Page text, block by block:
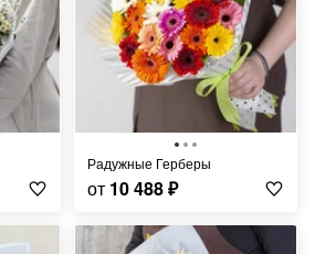
Радужные Герберы
от 10 488₽